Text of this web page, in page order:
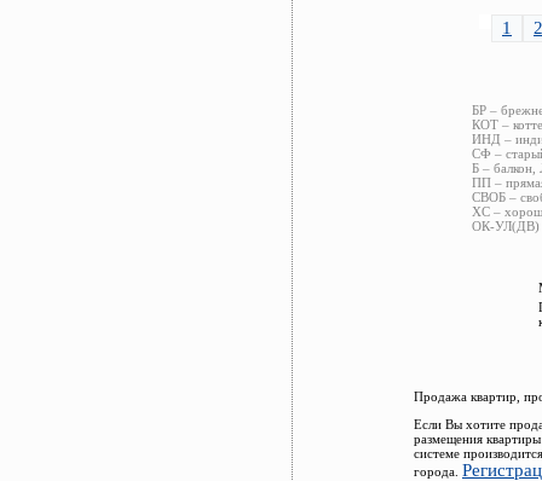
1 2
БР –
КОТ –
ИНД –
СФ –
Б – балкон,
ПП –
СВОБ –
ХС –
ОК-УЛ(ДВ)
Продажа квартир,
Если Вы хотите
размещения
системе
города.